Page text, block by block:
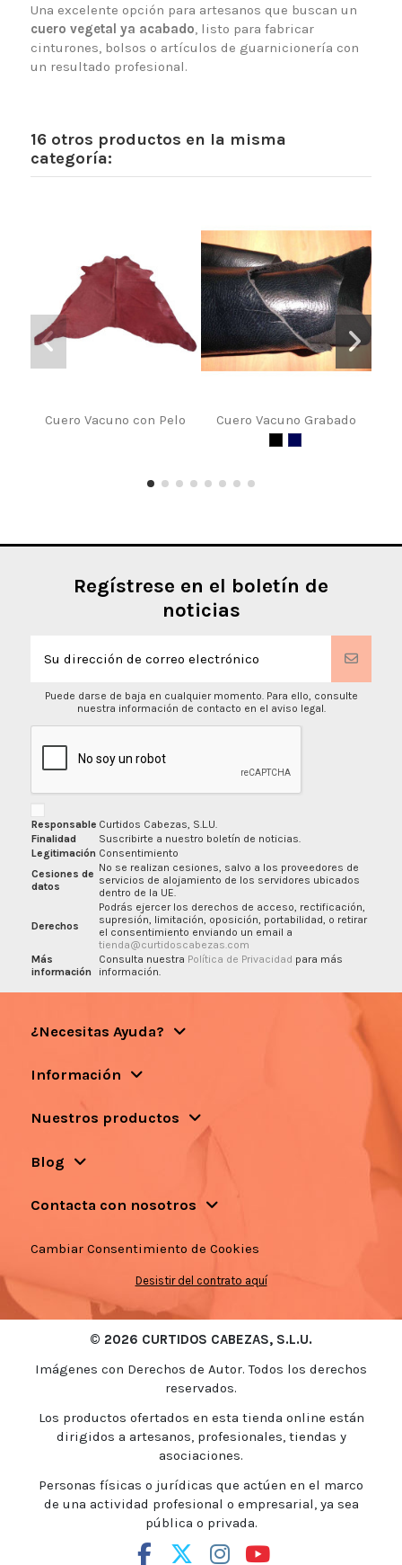
Una excelente opción para artesanos que buscan un
cuero vegetal ya acabado, listo para fabricar
cinturones, bolsos o artículos de guarnicionería con
un resultado profesional.
16 otros productos en la misma
categoría:
Cuero Vacuno con Pelo Cuero Vacuno Grabado
Regístrese en el boletín de
noticias
Puede darse de baja en cualquier momento. Para ello, consulte
nuestra información de contacto en el aviso legal.
Responsable Curtidos Cabezas, S.L.U.
Finalidad
Suscribirte a nuestro boletín de noticias.
Legitimación Consentimiento
Cesiones de
datos
No se realizan cesiones, salvo a los proveedores de
servicios de alojamiento de los servidores ubicados
dentro de la UE.
Derechos
Podrás ejercer los derechos de acceso, rectificación,
supresión, limitación, oposición, portabilidad, o retirar
el consentimiento enviando un email a
tienda@curtidoscabezas.com
Más
información
Consulta nuestra Política de Privacidad para más
información.
¿Necesitas Ayuda?
Información
Nuestros productos
Blog
Contacta con nosotros
Cambiar Consentimiento de Cookies
Desistir del contrato aquí
© 2026 CURTIDOS CABEZAS, S.L.U.
Imágenes con Derechos de Autor. Todos los derechos
reservados.
Los productos ofertados en esta tienda online están
dirigidos a artesanos, profesionales, tiendas y
asociaciones.
Personas físicas o jurídicas que actúen en el marco
de una actividad profesional o empresarial, ya sea
pública o privada.